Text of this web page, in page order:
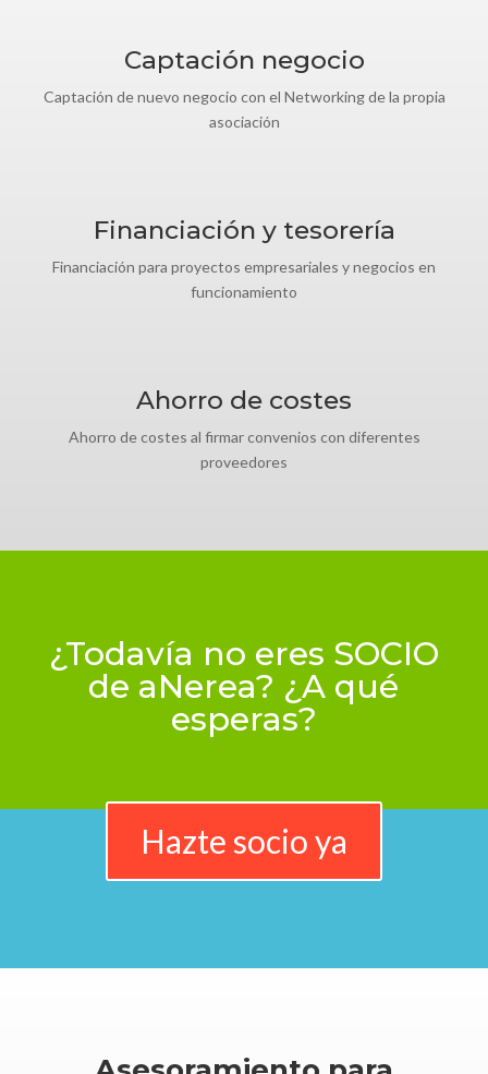
Captación negocio
Captación de nuevo negocio con el Networking de la propia
asociación
Financiación y tesorería
Financiación para proyectos empresariales y negocios en
funcionamiento
Ahorro de costes
Ahorro de costes al firmar convenios con diferentes
proveedores
¿Todavía no eres SOCIO
de aNerea? ¿A qué
esperas?
Hazte socio ya